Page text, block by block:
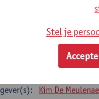
1E SEM
Kim De
resource management
Kim De
Stel je